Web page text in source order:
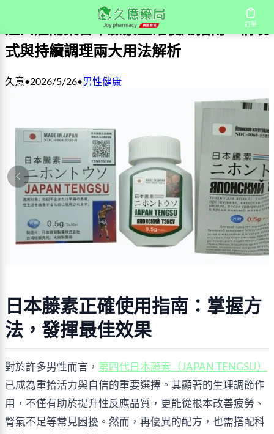
訂單
進口壯陽藥日本藤素正確使用指南：情境
式與持續調理兩大用法解析
久意•2026/5/26•男性健康
日本藤素正確使用指南：掌握方
法，發揮最佳效果
對於許多男性而言， 第四代日本藤素（JAPAN TENGSU）
已成為重拾活力與自信的重要選擇。其顯著的生理調節作
用，不僅有助於提升性反應品質，更能從根本改善疲勞、
腎氣不足等常見困擾。然而，再優異的配方，也需搭配科